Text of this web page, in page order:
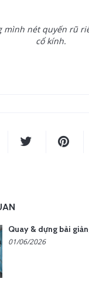
mình nét quyến rũ
cổ kính.
01/06/2026